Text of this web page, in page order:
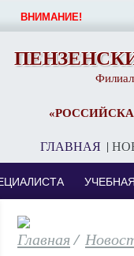
ВНИМАНИЕ!
ГЛАВНАЯ |
/